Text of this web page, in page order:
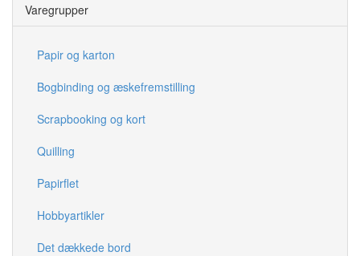
Varegrupper
Papir og karton
Bogbinding og æskefremstilling
Scrapbooking og kort
Quilling
Papirflet
Hobbyartikler
Det dækkede bord